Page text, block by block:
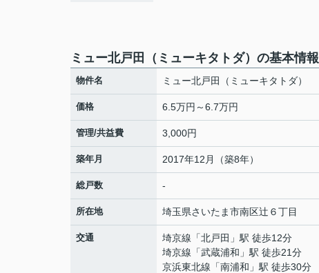
ミュー北戸田（ミューキタトダ）の基本情報
物件名 ミュー北戸田（ミューキタトダ）
価格 6.5万円～6.7万円
管理/共益費 3,000円
築年月 2017年12月（築8年）
総戸数 -
所在地 埼玉県さいたま市南区辻 ６丁目
交通 埼京線 「北戸田 」駅 徒歩12分
埼京線 「武蔵浦和 」駅 徒歩21分
京浜東北線 「南浦和 」駅 徒歩30分